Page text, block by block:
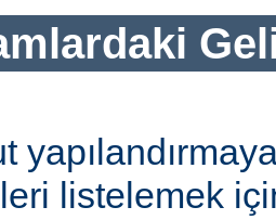
listelemek